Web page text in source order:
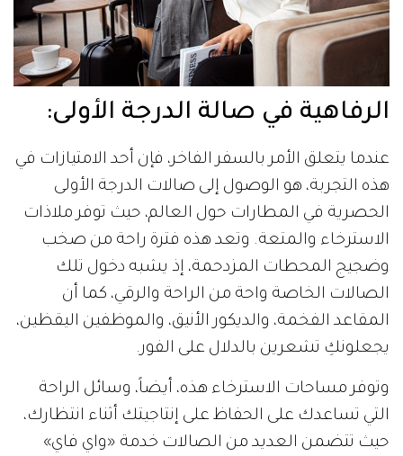
الرفاهية في صالة الدرجة الأولى:
عندما يتعلق الأمر بالسفر الفاخر، فإن أحد الامتيازات في
هذه التجربة، هو الوصول إلى صالات الدرجة الأولى
الحصرية في المطارات حول العالم، حيث توفر ملاذات
الاسترخاء والمتعة. وتعد هذه فترة راحة من صخب
وضجيج المحطات المزدحمة، إذ يشبه دخول تلك
الصالات الخاصة واحة من الراحة والرقي، كما أن
المقاعد الفخمة، والديكور الأنيق، والموظفين اليقظين،
يجعلونكِ تشعرين بالدلال على الفور.
وتوفر مساحات الاسترخاء هذه، أيضاً، وسائل الراحة
التي تساعدك على الحفاظ على إنتاجيتك أثناء انتظارك،
حيث تتضمن العديد من الصالات خدمة «واي فاي»